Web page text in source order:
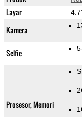
Layar
Kamera
Selfie
Prosesor, Memori